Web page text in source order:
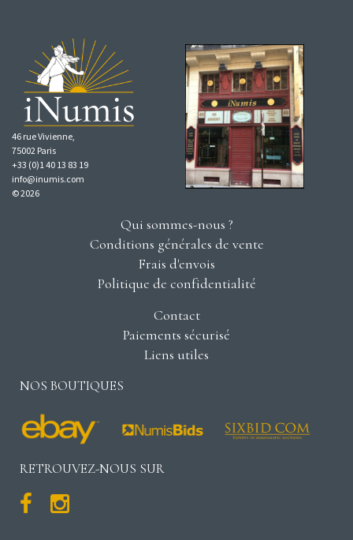
46 rue Vivienne,
75002 Paris
+33 (0)1 40 13 83 19
info@inumis.com
© 2026
Qui sommes-nous ?
Conditions générales de vente
Frais d'envois
Politique de confidentialité
Contact
Paiements sécurisé
Liens utiles
NOS BOUTIQUES
RETROUVEZ-NOUS SUR